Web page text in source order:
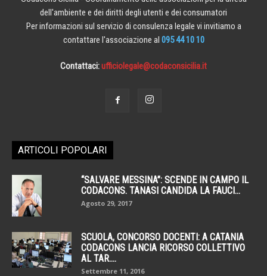
dell'ambiente e dei diritti degli utenti e dei consumatori
Per informazioni sul servizio di consulenza legale vi invitiamo a
contattare l'associazione al 095 44 10 10
Contattaci:ufficiolegale@codaconsicilia.it
ARTICOLI POPOLARI
“SALVARE MESSINA”: SCENDE IN CAMPO IL
CODACONS. TANASI CANDIDA LA FAUCI...
Agosto 29, 2017
SCUOLA, CONCORSO DOCENTI: A CATANIA
CODACONS LANCIA RICORSO COLLETTIVO
AL TAR....
Settembre 11, 2016